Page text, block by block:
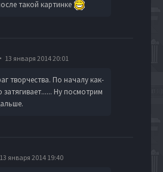
такой картинке
13 января 2014 20:01
творчества. По началу как-
Ну посмотрим
13 января 2014 19:40